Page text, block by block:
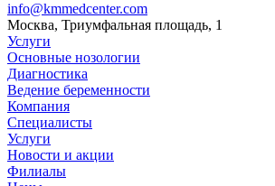
info@kmmedcenter.com
Москва, Триумфальная площадь, 1
Услуги
Основные нозологии
Диагностика
Ведение беременности
Компания
Специалисты
Услуги
Новости и акции
Филиалы